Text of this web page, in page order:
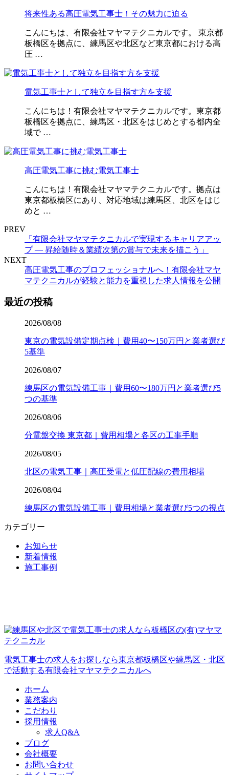
将来性ある高圧電気工事士！その魅力に迫る
こんにちは、有限会社マヤマテクニカルです。 東京都
板橋区を拠点に、練馬区や北区など東京都における高
圧 …
電気工事士として独立を目指す方を支援
こんにちは！有限会社マヤマテクニカルです。東京都
板橋区を拠点に、練馬区・北区をはじめとする都内全
域で …
高圧電気工事に挑む電気工事士
こんにちは！有限会社マヤマテクニカルです。拠点は
東京都板橋区にあり、対応地域は練馬区、北区をはじ
めと …
PREV
「有限会社マヤマテクニカルで実現するキャリアアッ
プ ― 昇給随時＆業績次第の賞与で未来を描こう」
NEXT
高圧電気工事のプロフェッショナルへ！有限会社マヤ
マテクニカルが経験と能力を重視した求人情報を公開
最近の投稿
2026/08/08
東京の電気設備定期点検｜費用40〜150万円と業者選び
5基準
2026/08/07
練馬区の電気設備工事｜費用60〜180万円と業者選び5
つの基準
2026/08/06
分電盤交換 東京都｜費用相場と各区の工事手順
2026/08/05
北区の電気工事｜高圧受電と低圧配線の費用相場
2026/08/04
練馬区の電気設備工事｜費用相場と業者選び5つの視点
カテゴリー
お知らせ
新着情報
施工事例
電気工事士の求人をお探しなら東京都板橋区や練馬区・北区
で活動する有限会社マヤマテクニカルへ
ホーム
業務案内
こだわり
採用情報
求人Q&A
ブログ
会社概要
お問い合わせ